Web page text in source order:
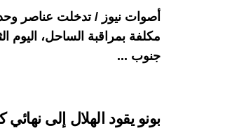
أصوات نيوز / تدخلت عناصر
جنوب ...
بونو يقود الهلال إلى